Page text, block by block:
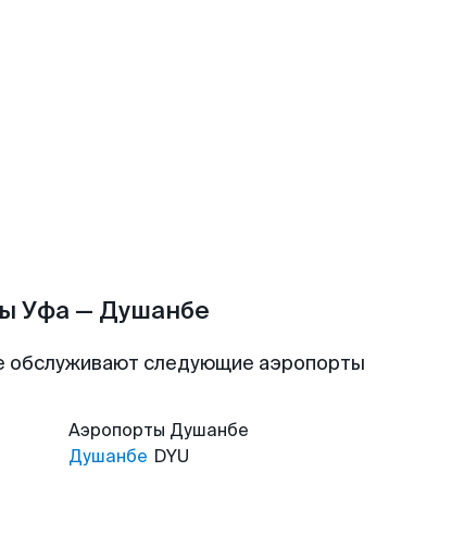
Уфа — Душанбе
обслуживают следующие аэропорты
Аэропорты Душанбе
Душанбе DYU